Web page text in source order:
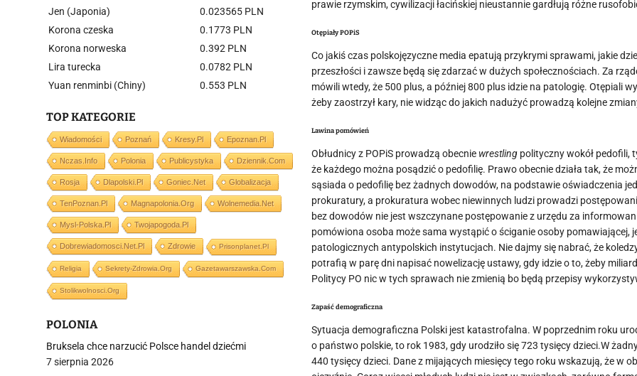
prawie rzymskim, cywilizacji łacińskiej nieustannie gardłują różne
Otępiały POPiS
Co jakiś czas polskojęzyczne media epatują przykrymi sprawami, jakie
przeszłości i zawsze będą się zdarzać w dużych społecznościach. Za
mówili wtedy, że 500 plus, a później 800 plus idzie na patologię. Otępiali
żeby zaostrzył kary, nie widząc do jakich nadużyć prowadzą kolejne
Lawina pomówień
Obłudnicy z POPiS prowadzą obecnie wrestling polityczny wokół pedofili,
że każdego można posądzić o pedofilię. Prawo obecnie działa tak, że
sąsiada o pedofilię bez żadnych dowodów, na podstawie oświadczenia
prokuratury, a prokuratura wobec niewinnych ludzi prowadzi
bez dowodów nie jest wszczynane postępowanie z urzędu za
pomówiona osoba może sama wystąpić o ściganie osoby pomawiającej,
patologicznych antypolskich instytucjach. Nie dajmy się nabrać, że
potrafią w parę dni napisać nowelizację ustawy, gdy idzie o to, żeby
Politycy PO nic w tych sprawach nie zmienią bo będą przepisy
Zapaść demograficzna
Sytuacja demograficzna Polski jest katastrofalna. W poprzednim roku
o państwo polskie, to rok 1983, gdy urodziło się 723 tysięcy dzieci.W
440 tysięcy dzieci. Dane z mijających miesięcy tego roku wskazują, że w
Jen (Japonia)
0.023565 PLN
Korona czeska
0.1773 PLN
Korona norweska
0.392 PLN
Lira turecka
0.0782 PLN
Yuan renminbi (Chiny)
0.553 PLN
TOP KATEGORIE
Wiadomości Poznań Kresy.pl Epoznan.pl
Nczas.info Polonia Publicystyka Dziennik.com
Rosja Dlapolski.pl Goniec.net Globalizacja
TenPoznan.pl Magnapolonia.org Wolnemedia.net
Mysl-Polska.pl Twojapogoda.pl
Dobrewiadomosci.net.pl Zdrowie Prisonplanet.pl
Religia Sekrety-Zdrowia.org Gazetawarszawska.com
Stolikwolnosci.org
POLONIA
Bruksela chce narzucić Polsce handel dziećmi
7 sierpnia 2026